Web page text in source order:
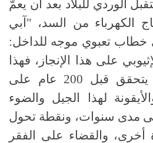
الوردي للبلاد بعد أن يعمّ
الكهرباء من السد، "آبي
خطاب تعبوي موجه للداخل:
على هذا الإنجاز، فهذا
السد كان يجب أن يتحقق قبل 200 عام على
لهذا الجيل والضوء
على مدى سنوات، ونقطة تحول
أخرى، والقضاء على الفقر